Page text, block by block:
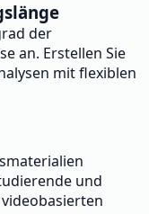
der
an. Erstellen Sie
mit flexiblen
und